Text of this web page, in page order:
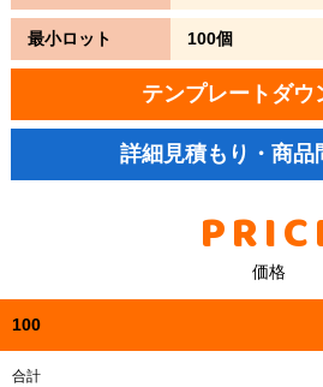
最小ロット 100個
テンプレートダウ
詳細見積もり・商品
価格
100
合計